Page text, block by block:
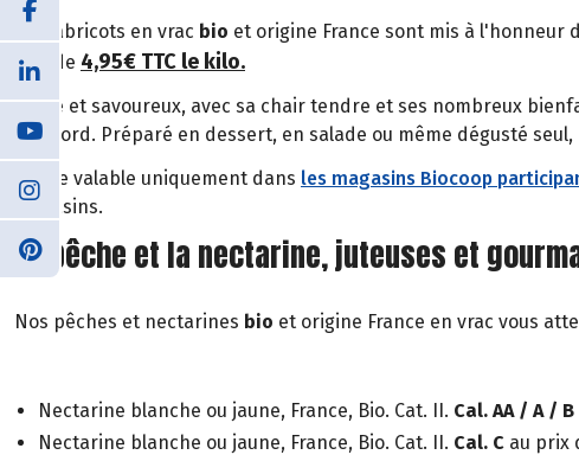
Nos abricots en vrac bio et origine France sont mis à l'honneur
prix de 4,95€ TTC le kilo.
Sucré et savoureux, avec sa chair tendre et ses nombreux
d'accord. Préparé en dessert, en salade ou même dégusté
*Offre valable uniquement dans les magasins Biocoop
magasins.
La pêche et la nectarine, juteuses et
Nos pêches et nectarines bio et origine France en vrac vous
Nectarine blanche ou jaune, France, Bio. Cat. II. Cal. AA / A / B
Nectarine blanche ou jaune, France, Bio. Cat. II. Cal. C au prix